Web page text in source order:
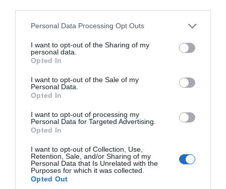
Please note that this website/app uses one or more Google
not limited to your visit or usage behaviour. You may click to
grant or deny consent to Google and its third-party tags to
use your data for below specified purposes in below Google
consent section.
Personal Data Processing Opt Outs
I want to opt-out of the Sharing of my
personal data.
Opted In
I want to opt-out of the Sale of my
Personal Data.
Opted In
I want to opt-out of processing my
Personal Data for Targeted Advertising.
Opted In
I want to opt-out of Collection, Use,
Retention, Sale, and/or Sharing of my
Personal Data that Is Unrelated with the
Purposes for which it was collected.
Opted Out